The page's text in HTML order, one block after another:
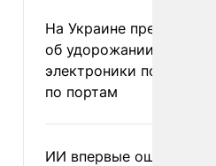
На Украине
об удорожании
электроники после
по портам
ИИ впервые